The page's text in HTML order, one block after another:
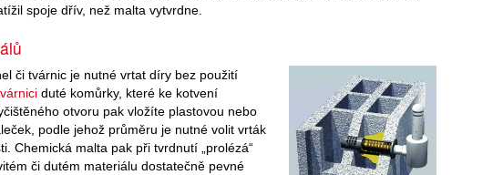
spoje dřív, než malta vytvrdne.
či tvárnic je nutné vrtat díry bez použití
duté komůrky, které ke kotvení
otvoru pak vložíte plastovou nebo
podle jehož průměru je nutné volit vrták
Chemická malta pak při tvrdnutí „prolézá“
či dutém materiálu dostatečně pevné